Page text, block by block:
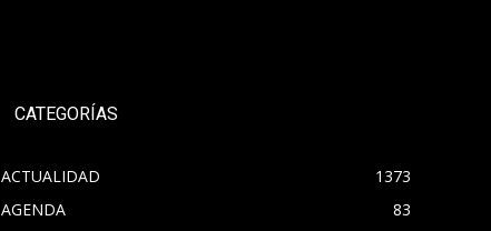
CATEGORÍAS
ACTUALIDAD
1373
AGENDA
83